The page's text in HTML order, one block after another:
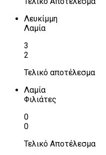
Λευκίμμη
Λαμία
3
2
Τελικό αποτέλεσμα
Λαμία
Φιλιάτες
0
0
Τελικό Αποτέλεσμα